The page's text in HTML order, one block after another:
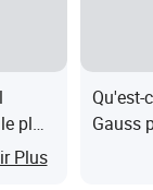
)
plus
Plus
Qu'est-
Gauss